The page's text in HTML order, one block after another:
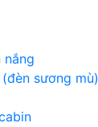
nắng
sương mù)